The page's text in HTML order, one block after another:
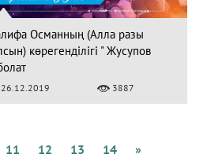
Османның (Алла разы
көрегенділігі " Жусупов
3887
11 12 13 14 »